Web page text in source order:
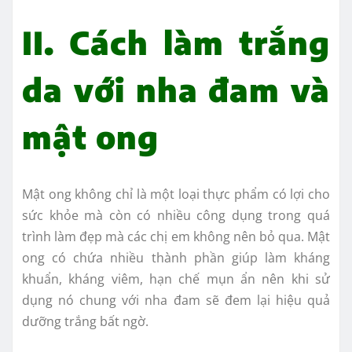
II. Cách làm trắng
da với nha đam và
mật ong
Mật ong không chỉ là một loại thực phẩm có lợi cho
sức khỏe mà còn có nhiều công dụng trong quá
trình làm đẹp mà các chị em không nên bỏ qua. Mật
ong có chứa nhiều thành phần giúp làm kháng
khuẩn, kháng viêm, hạn chế mụn ẩn nên khi sử
dụng nó chung với nha đam sẽ đem lại hiệu quả
dưỡng trắng bất ngờ.